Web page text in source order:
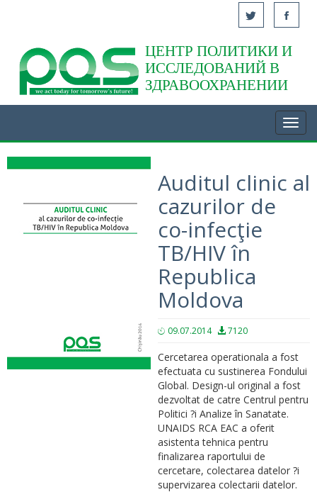
Acasă
ЦЕНТР ПОЛИТИКИ И
ИССЛЕДОВАНИЙ В
ЗДРАВООХРАНЕНИИ
Auditul clinic al
cazurilor de
co-infecţie
TB/HIV în
Republica
Moldova
09.07.2014 7120
Cercetarea operationala a fost
efectuata cu sustinerea Fondului
Global. Design-ul original a fost
dezvoltat de catre Centrul pentru
Politici ?i Analize în Sanatate.
UNAIDS RCA EAC a oferit
asistenta tehnica pentru
finalizarea raportului de
cercetare, colectarea datelor ?i
supervizarea colectarii datelor.